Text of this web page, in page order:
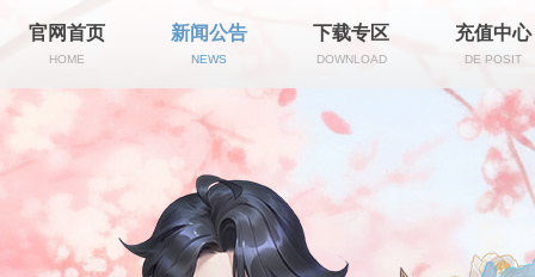
官网首页
HOME
新闻公告
NEWS
下载专区
DOWNLOAD
充值中心
DE POSIT